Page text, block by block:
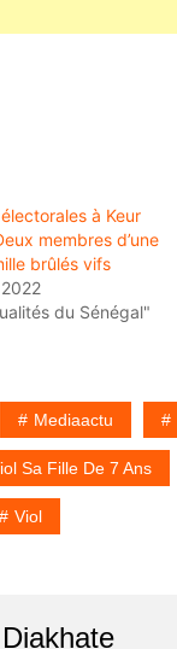
à Keur
membres d’une
brûlés vifs
du Sénégal"
Mediaactu
Sa Fille De 7 Ans
Viol